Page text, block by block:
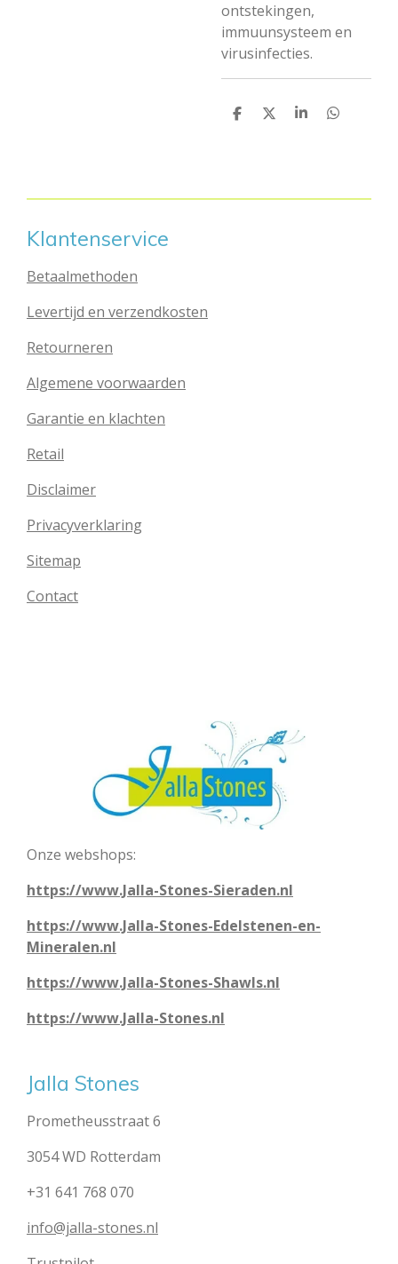
ontstekingen,
immuunsysteem en
virusinfecties.
D
D
S
D
Klantenservice
Betaalmethoden
Levertijd en verzendkosten
Retourneren
Algemene voorwaarden
Garantie en klachten
Retail
Disclaimer
Privacyverklaring
Sitemap
Contact
Onze webshops:
https://www.Jalla-Stones-Sieraden.nl
https://www.Jalla-Stones-Edelstenen-en-
Mineralen.nl
https://www.Jalla-Stones-Shawls.nl
https://www.Jalla-Stones.nl
Jalla Stones
Prometheusstraat 6
3054 WD Rotterdam
+31 641 768 070
info@jalla-stones.nl